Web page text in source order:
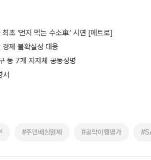
초 ‘먼지 먹는 수소車’ 시연 [메트로]
제 불확실성 대응
등 7개 지자체 공동성명
서
#주민배심원제 #공약이행평가